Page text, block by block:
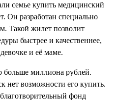
семье купить медицинский
разработан специально
Такой жилет позволит
быстрее и качественнее,
и её маме.
миллиона рублей.
нет возможности его купить.
фонд